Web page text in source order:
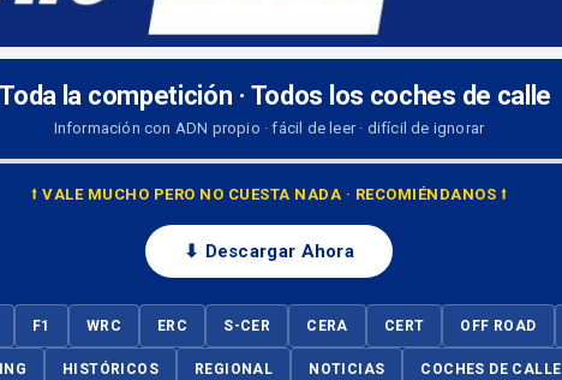
Toda la competición · Todos los coches de calle
Información con ADN propio · fácil de leer · difícil de ignorar
⭡ VALE MUCHO PERO NO CUESTA NADA · RECOMIÉNDANOS ⭡
⬇ Descargar Ahora
F1 WRC ERC S-CER CERA CERT OFF ROAD
HISTÓRICOS REGIONAL NOTICIAS COCHES DE CALLE